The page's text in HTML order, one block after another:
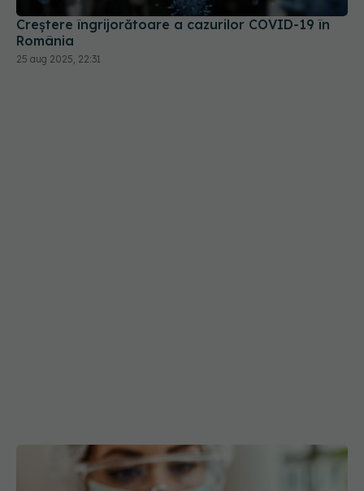
Creștere îngrijorătoare a cazurilor COVID-19 în
România
25 aug 2025, 22:31